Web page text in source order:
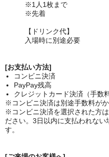
※1人1枚まで
※先着
【ドリンク代】
入場時に別途必要
[お支払い方法]
コンビニ決済
PayPay残高
クレジットカード決済（手数
※コンビニ決済は別途手数料がか
※コンビニ決済を選択された方
ださい。3日以内に支払われな
す。